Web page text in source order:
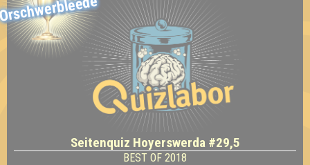
Seitenquiz Hoyerswerda #29,5
BEST OF 2018